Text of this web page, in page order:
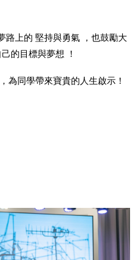
路上的 堅持與勇氣 ，也鼓勵大
的目標與夢想 ！
為同學帶來寶貴的人生啟示！